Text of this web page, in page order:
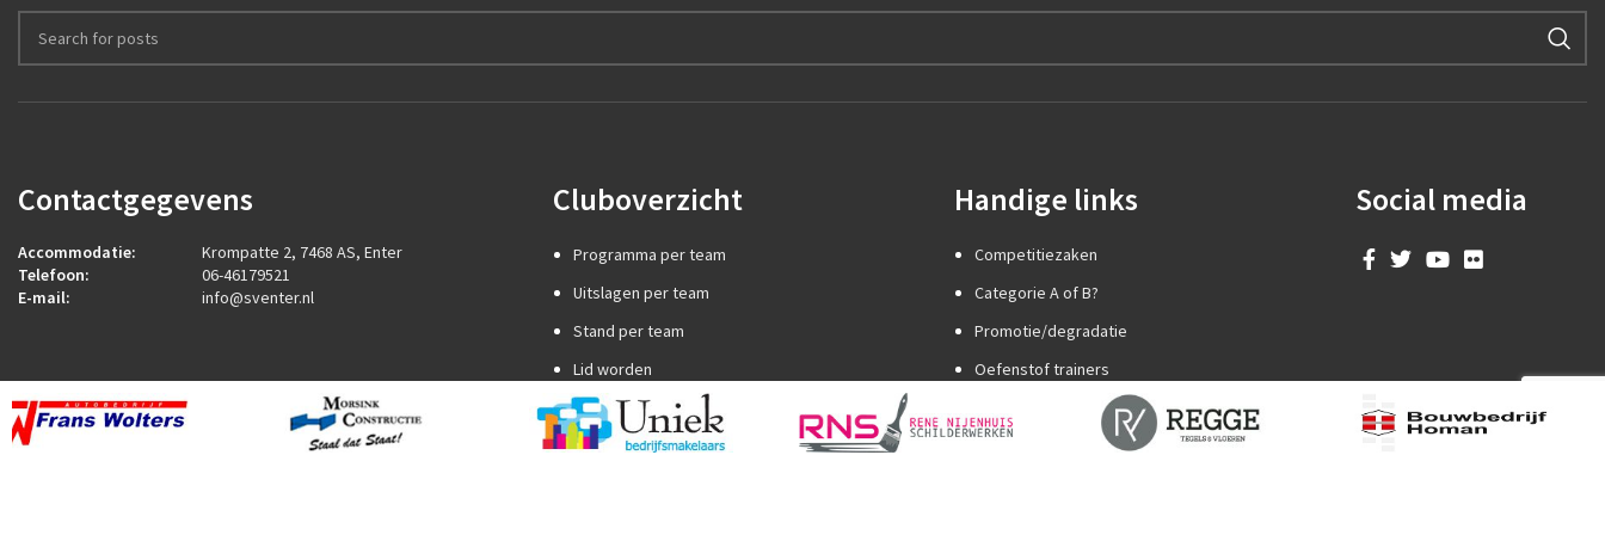
Contactgegevens
Accommodatie:
Krompatte 2, 7468 AS, Enter
Telefoon:
06-46179521
E-mail:
info@sventer.nl
Cluboverzicht
Programma per team
Uitslagen per team
Stand per team
Lid worden
Internationaal jeugdtoernooi
Sponsor worden
Handige links
Competitiezaken
Categorie A of B?
Promotie/degradatie
Oefenstof trainers
Social media